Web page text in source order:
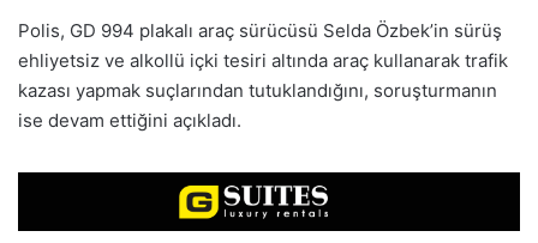
Polis, GD 994 plakalı araç sürücüsü Selda Özbek’in sürüş
ehliyetsiz ve alkollü içki tesiri altında araç kullanarak trafik
kazası yapmak suçlarından tutuklandığını, soruşturmanın
ise devam ettiğini açıkladı.